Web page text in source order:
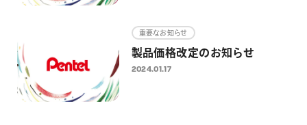
重要なお知らせ
製品価格改定のお知らせ
2024.01.17